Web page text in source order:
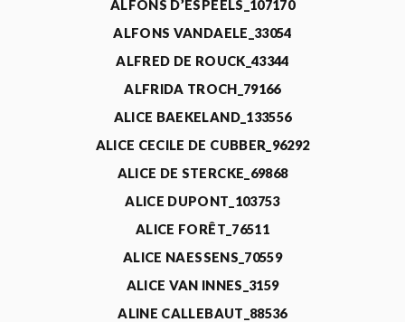
ALFONS D’ESPEELS_107170
ALFONS VANDAELE_33054
ALFRED DE ROUCK_43344
ALFRIDA TROCH_79166
ALICE BAEKELAND_133556
ALICE CECILE DE CUBBER_96292
ALICE DE STERCKE_69868
ALICE DUPONT_103753
ALICE FORÊT_76511
ALICE NAESSENS_70559
ALICE VAN INNES_3159
ALINE CALLEBAUT_88536